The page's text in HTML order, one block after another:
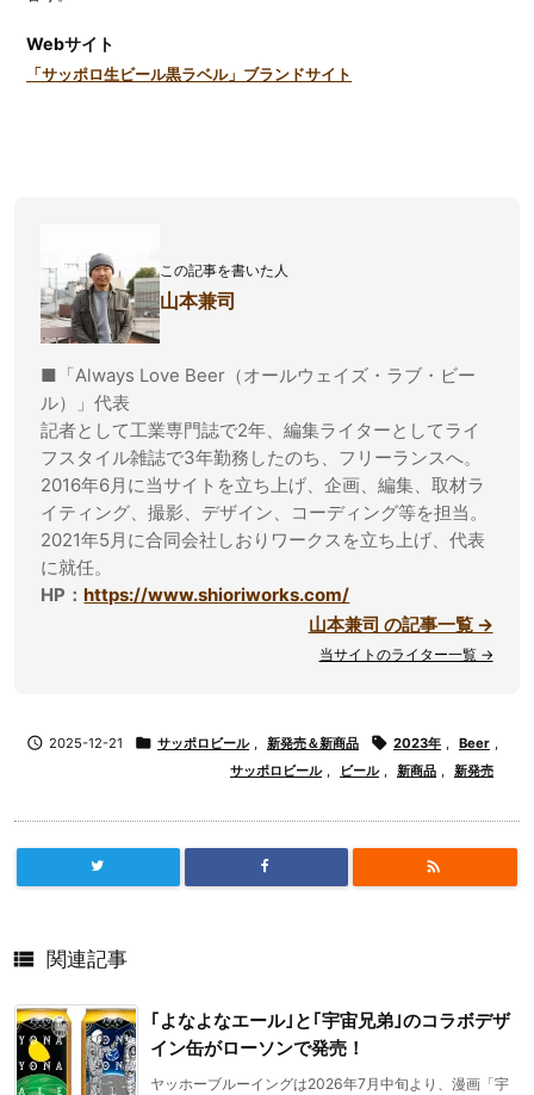
Webサイト
「サッポロ生ビール黒ラベル」ブランドサイト
この記事を書いた人
山本兼司
■「Always Love Beer（オールウェイズ・ラブ・ビー
ル）」代表
記者として工業専門誌で2年、編集ライターとしてライ
フスタイル雑誌で3年勤務したのち、フリーランスへ。
2016年6月に当サイトを立ち上げ、企画、編集、取材ラ
イティング、撮影、デザイン、コーディング等を担当。
2021年5月に合同会社しおりワークスを立ち上げ、代表
に就任。
HP：https://www.shioriworks.com/
山本兼司 の記事一覧 →
当サイトのライター一覧 →
 2025-12-21  サッポロビール , 新発売＆新商品  2023年 , Beer ,
サッポロビール , ビール , 新商品 , 新発売

 関連記事
｢よなよなエール｣と｢宇宙兄弟｣のコラボデザ
イン缶がローソンで発売！
ヤッホーブルーイングは2026年7月中旬より、漫画「宇